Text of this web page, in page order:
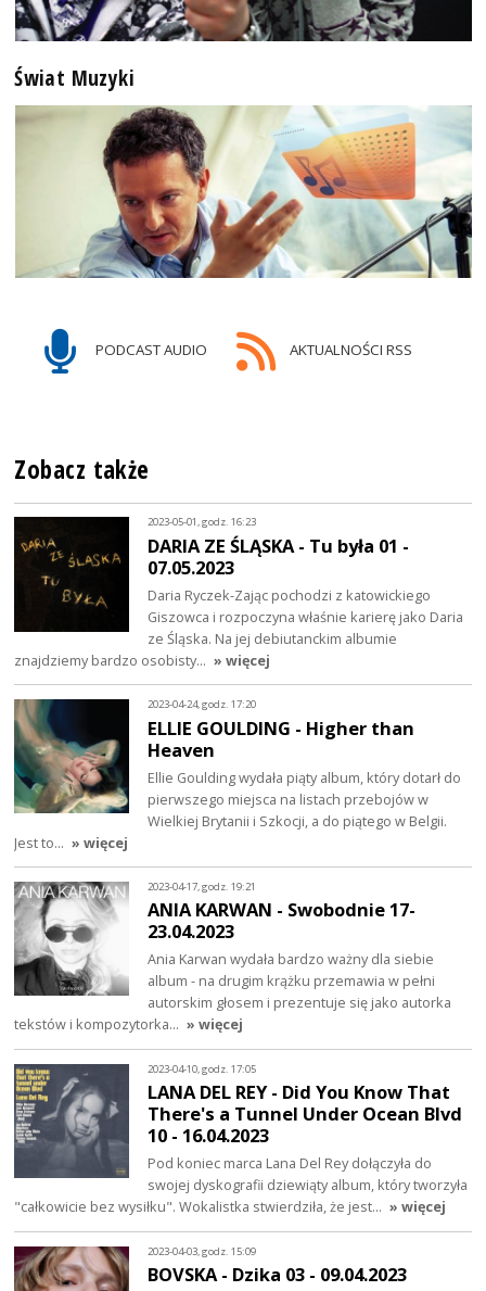
Świat Muzyki
PODCAST AUDIO AKTUALNOŚCI RSS
Zobacz także
2023-05-01, godz. 16:23
DARIA ZE ŚLĄSKA - Tu była 01 -
07.05.2023
Daria Ryczek-Zając pochodzi z katowickiego
Giszowca i rozpoczyna właśnie karierę jako Daria
ze Śląska. Na jej debiutanckim albumie
znajdziemy bardzo osobisty… » więcej
2023-04-24, godz. 17:20
ELLIE GOULDING - Higher than
Heaven
Ellie Goulding wydała piąty album, który dotarł do
pierwszego miejsca na listach przebojów w
Wielkiej Brytanii i Szkocji, a do piątego w Belgii.
Jest to… » więcej
2023-04-17, godz. 19:21
ANIA KARWAN - Swobodnie 17-
23.04.2023
Ania Karwan wydała bardzo ważny dla siebie
album - na drugim krążku przemawia w pełni
autorskim głosem i prezentuje się jako autorka
tekstów i kompozytorka… » więcej
2023-04-10, godz. 17:05
LANA DEL REY - Did You Know That
There's a Tunnel Under Ocean Blvd
10 - 16.04.2023
Pod koniec marca Lana Del Rey dołączyła do
swojej dyskografii dziewiąty album, który tworzyła
"całkowicie bez wysiłku". Wokalistka stwierdziła, że jest… » więcej
2023-04-03, godz. 15:09
BOVSKA - Dzika 03 - 09.04.2023